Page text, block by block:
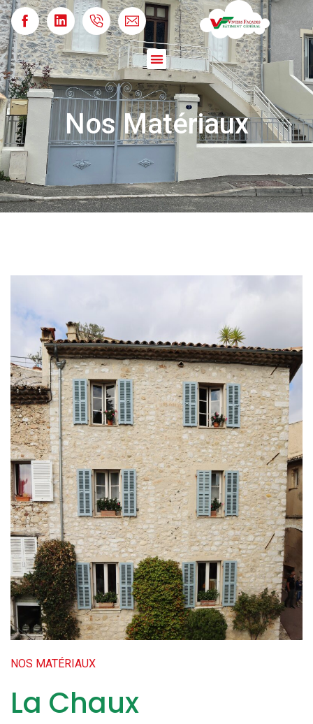
Nos Matériaux
NOS MATÉRIAUX
La Chaux